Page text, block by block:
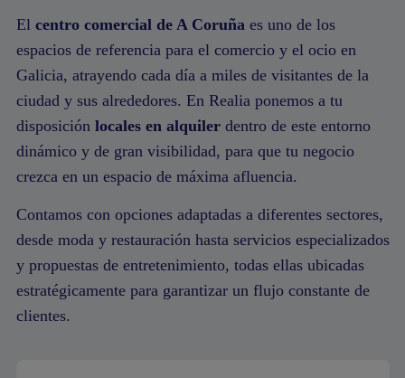
El centro comercial de A Coruña es uno de los
espacios de referencia para el comercio y el ocio en
Galicia, atrayendo cada día a miles de visitantes de la
ciudad y sus alrededores. En Realia ponemos a tu
disposición locales en alquilerdentro de este entorno
dinámico y de gran visibilidad, para que tu negocio
crezca en un espacio de máxima afluencia.
Contamos con opciones adaptadas a diferentes sectores,
desde moda y restauración hasta servicios especializados
y propuestas de entretenimiento, todas ellas ubicadas
estratégicamente para garantizar un flujo constante de
clientes.